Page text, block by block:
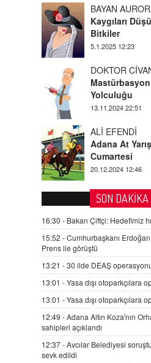
5.1.2025 12:23
DOKTOR
Mastürbasyon
13.11.2024 22:51
ALİ EFENDİ
Adana At
Cumartesi
20.12.2024 12:46
TUTKUNUN
Sağlıklı Bir
Bilinmesi
08.11.2024 13:16
FARUK
Tezkere
2 Kasım 2021 Salı
AV. DOĞAN
Kişisel
hukukun
15.09.2025 16:17
SEHER EREK
SON
16:30 - Bakan Çiftçi: Hedefimiz
15:52 -Cumhurbaşkanı
Prens ile görüştü
13:21 -30 ilde DEAŞ
13:01 -Yasa dışı otoparkçılara
13:01 -Yasa dışı otoparkçılara
12:49 -Adana Altın Koza'nın
sahipleri açıklandı
12:37 -Avcılar Belediyesi
sevk edildi